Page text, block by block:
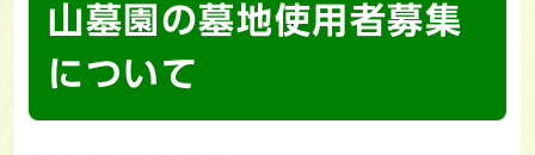
山墓園の墓地使用者募集
について